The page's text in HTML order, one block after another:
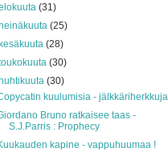
(31)
(25)
(28)
(30)
(30)
kuulumisia - jälkkäriherkkuja
Bruno ratkaisee taas -
S.J.Parris : Prophecy
kapine - vappuhuumaa !